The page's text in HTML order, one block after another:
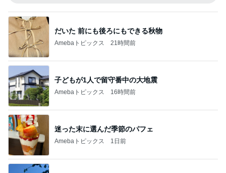
だいた 前にも後ろにもできる秋物
Amebaトピックス 21時間前
子どもが1人で留守番中の大地震
Amebaトピックス 16時間前
迷った末に選んだ季節のパフェ
Amebaトピックス 1日前